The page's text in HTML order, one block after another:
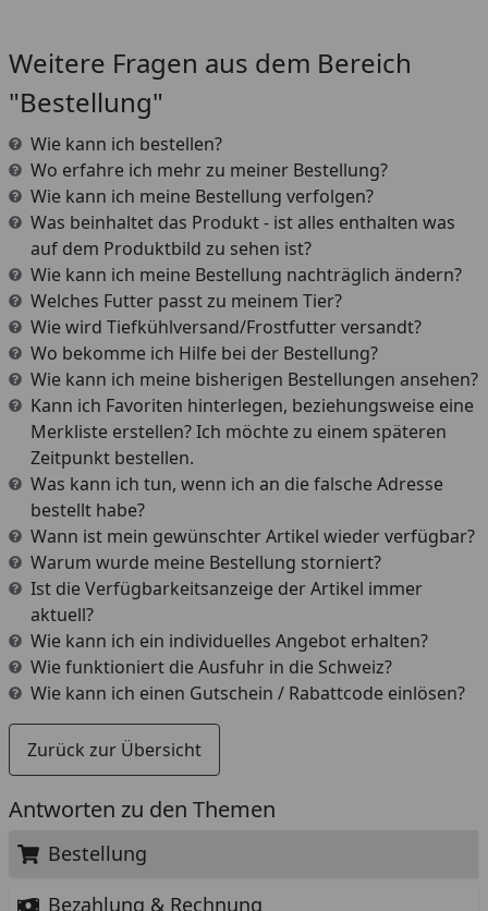
Antworten zu den Themen
Bestellung
Bezahlung & Rechnung
Weitere Fragen aus dem Bereich
"Bestellung"
Wie kann ich bestellen?
Wo erfahre ich mehr zu meiner Bestellung?
Wie kann ich meine Bestellung verfolgen?
Was beinhaltet das Produkt - ist alles enthalten was
auf dem Produktbild zu sehen ist?
Wie kann ich meine Bestellung nachträglich ändern?
Welches Futter passt zu meinem Tier?
Wie wird Tiefkühlversand/Frostfutter versandt?
Wo bekomme ich Hilfe bei der Bestellung?
Wie kann ich meine bisherigen Bestellungen ansehen?
Kann ich Favoriten hinterlegen, beziehungsweise eine
Merkliste erstellen? Ich möchte zu einem späteren
Zeitpunkt bestellen.
Was kann ich tun, wenn ich an die falsche Adresse
bestellt habe?
Wann ist mein gewünschter Artikel wieder verfügbar?
Warum wurde meine Bestellung storniert?
Ist die Verfügbarkeitsanzeige der Artikel immer
aktuell?
Wie kann ich ein individuelles Angebot erhalten?
Wie funktioniert die Ausfuhr in die Schweiz?
Wie kann ich einen Gutschein / Rabattcode einlösen?
Zurück zur Übersicht